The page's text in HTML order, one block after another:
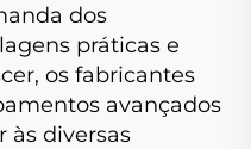
dos
práticas e
os fabricantes
avançados
às diversas